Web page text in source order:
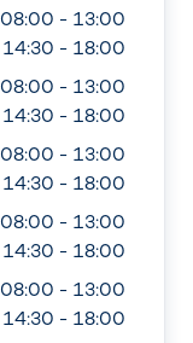
08:00 - 13:00
14:30 - 18:00
08:00 - 13:00
14:30 - 18:00
08:00 - 13:00
14:30 - 18:00
08:00 - 13:00
14:30 - 18:00
08:00 - 13:00
14:30 - 18:00